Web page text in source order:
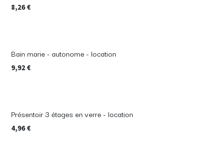
8,26 €
Bain marie - autonome - location
9,92 €
Présentoir 3 étages en verre - location
4,96 €